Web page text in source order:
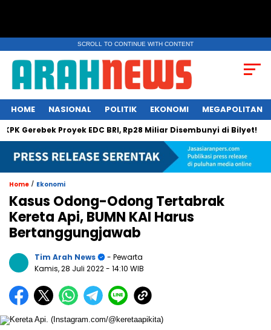
SCROLL TO CONTINUE WITH CONTENT
HOME NASIONAL POLITIK EKONOMI MEGAPOLITAN
Gerebek Proyek EDC BRI, Rp28 Miliar Disembunyi di Bilyet!
Home / Ekonomi
Kasus Odong-Odong Tertabrak
Kereta Api, BUMN KAI Harus
Bertanggungjawab
Tim Arah News
- Pewarta
Kamis, 28 Juli 2022- 14:10 WIB